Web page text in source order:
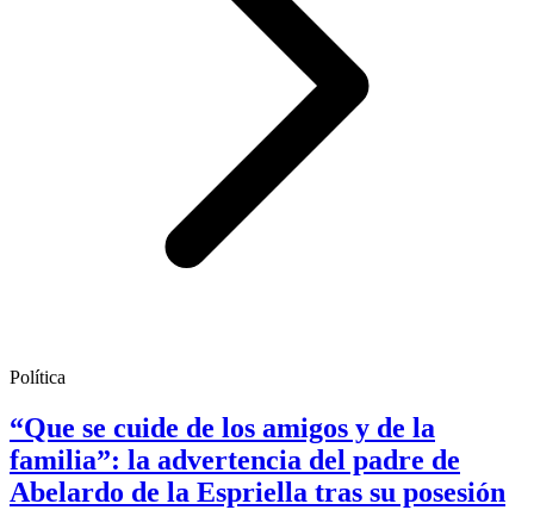
Política
“Que se cuide de los amigos y de la
familia”: la advertencia del padre de
Abelardo de la Espriella tras su posesión